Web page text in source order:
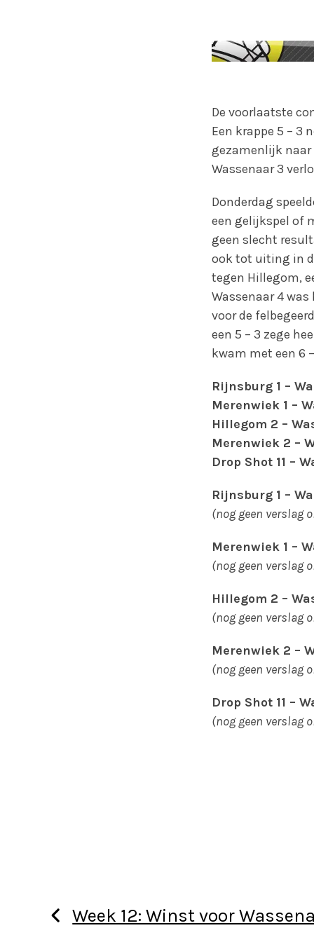
De voorlaatste
Een krappe 5 – 3
gezamenlijk naar
Wassenaar 3
Donderdag
een gelijkspel of
geen slecht
ook tot uiting in
tegen Hillegom,
Wassenaar 4
voor de
een 5 – 3 zege
kwam met een 6
Rijnsburg 1 –
Merenwiek 1 –
Hillegom 2 –
Merenwiek 2 –
Drop Shot 11 –
Rijnsburg 1 –
(nog geen verslag
Merenwiek 1 –
(nog geen verslag
Hillegom 2 –
(nog geen verslag
Merenwiek 2 –
(nog geen verslag
Drop Shot 11 –
(nog geen verslag
Week 12: Winst voor